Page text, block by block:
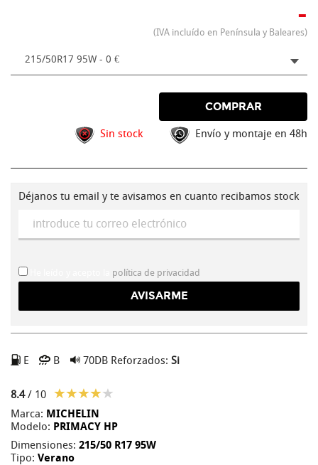
-
(IVA incluído en Península y Baleares)
215/50R17 95W - 0 €
COMPRAR
Sin stock Envío y montaje en 48h
Déjanos tu email y te avisamos en cuanto recibamos stock
política de privacidad
E B 70DB Reforzados: Si
8.4/ 10
Marca: MICHELIN
Modelo: PRIMACY HP
Dimensiones: 215/50 R17 95W
Tipo: Verano